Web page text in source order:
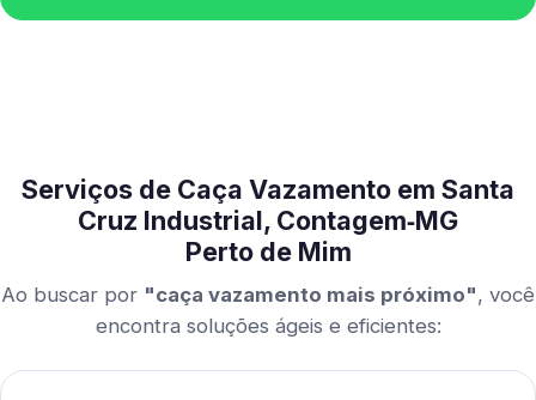
Serviços de Caça Vazamento em Santa
Cruz Industrial, Contagem‑MG
Perto de Mim
Ao buscar por "caça vazamento mais próximo", você
encontra soluções ágeis e eficientes: